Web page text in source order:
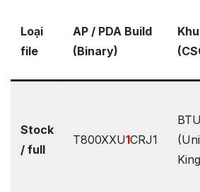
Loại
file
AP / PDA Build
(Binary)
Stock
/ full
T800XXU1CRJ1
BTU